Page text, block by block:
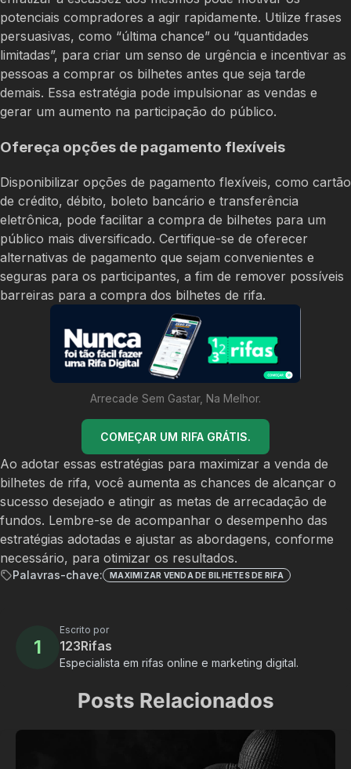
potenciais compradores a agir rapidamente. Utilize frases
persuasivas, como “última chance” ou “quantidades
limitadas”, para criar um senso de urgência e incentivar as
pessoas a comprar os bilhetes antes que seja tarde
demais. Essa estratégia pode impulsionar as vendas e
gerar um aumento na participação do público.
Ofereça opções de pagamento flexíveis
Disponibilizar opções de pagamento flexíveis, como cartão
de crédito, débito, boleto bancário e transferência
eletrônica, pode facilitar a compra de bilhetes para um
público mais diversificado. Certifique-se de oferecer
alternativas de pagamento que sejam convenientes e
seguras para os participantes, a fim de remover possíveis
barreiras para a compra dos bilhetes de rifa.
Arrecade Sem Gastar, Na Melhor.
COMEÇAR UM RIFA GRÁTIS.
Ao adotar essas estratégias para maximizar a venda de
bilhetes de rifa, você aumenta as chances de alcançar o
sucesso desejado e atingir as metas de arrecadação de
fundos. Lembre-se de acompanhar o desempenho das
estratégias adotadas e ajustar as abordagens, conforme
necessário, para otimizar os resultados.
Palavras-chave: MAXIMIZAR VENDA DE BILHETES DE RIFA
1
Escrito por
123Rifas
Especialista em rifas online e marketing digital.
Posts Relacionados